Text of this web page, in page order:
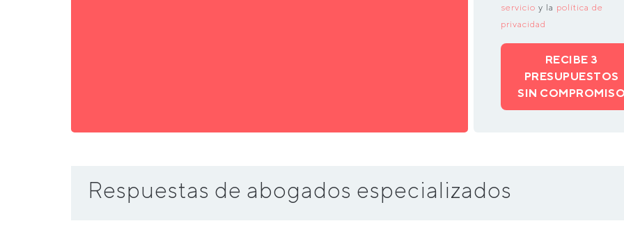
servicio y la política de
privacidad
RECIBE 3
PRESUPUESTOS
SIN
Respuestas de abogados especializados